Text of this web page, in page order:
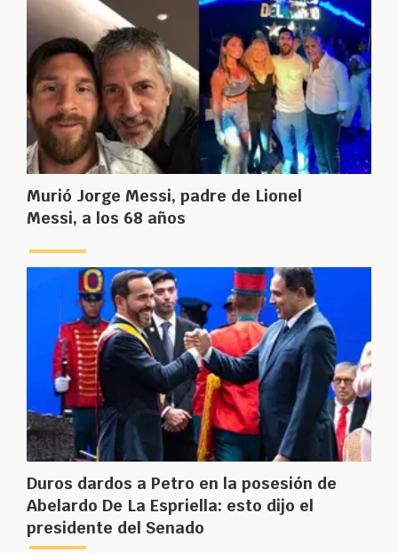
Murió Jorge Messi, padre de Lionel
Messi, a los 68 años
Duros dardos a Petro en la posesión de
Abelardo De La Espriella: esto dijo el
presidente del Senado